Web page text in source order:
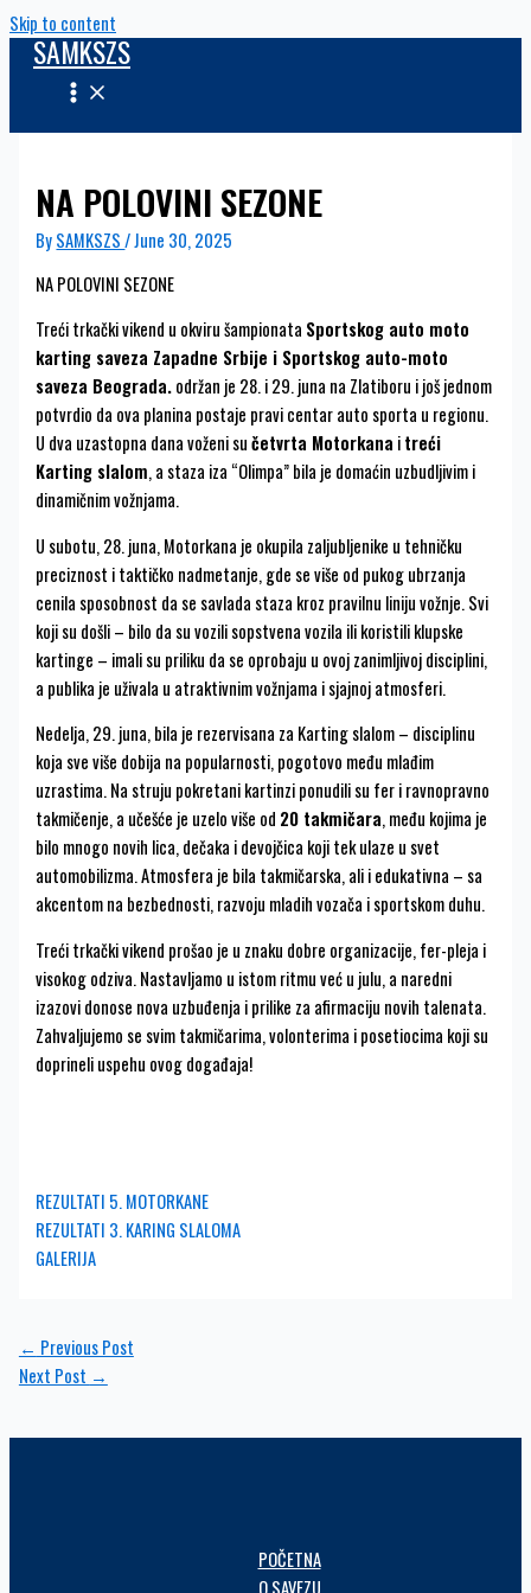
Skip to content
SAMKSZS
NA POLOVINI SEZONE
BySAMKSZS/June 30, 2025
NA POLOVINI SEZONE
Treći trkački vikend u okviru šampionata Sportskog auto moto
karting saveza Zapadne Srbije i Sportskog auto-moto
saveza Beograda.održan je 28. i 29. juna na Zlatiboru i još jednom
potvrdio da ova planina postaje pravi centar auto sporta u regionu.
U dva uzastopna dana voženi sučetvrta Motorkana itreći
Karting slalom, a staza iza “Olimpa” bila je domaćin uzbudljivim i
dinamičnim vožnjama.
U subotu, 28. juna, Motorkana je okupila zaljubljenike u tehničku
preciznost i taktičko nadmetanje, gde se više od pukog ubrzanja
cenila sposobnost da se savlada staza kroz pravilnu liniju vožnje. Svi
koji su došli – bilo da su vozili sopstvena vozila ili koristili klupske
kartinge – imali su priliku da se oprobaju u ovoj zanimljivoj disciplini,
a publika je uživala u atraktivnim vožnjama i sjajnoj atmosferi.
Nedelja, 29. juna, bila je rezervisana za Karting slalom – disciplinu
koja sve više dobija na popularnosti, pogotovo među mlađim
uzrastima. Na struju pokretani kartinzi ponudili su fer i ravnopravno
takmičenje, a učešće je uzelo više od 20 takmičara, među kojima je
bilo mnogo novih lica, dečaka i devojčica koji tek ulaze u svet
automobilizma. Atmosfera je bila takmičarska, ali i edukativna – sa
akcentom na bezbednosti, razvoju mladih vozača i sportskom duhu.
Treći trkački vikend prošao je u znaku dobre organizacije, fer-pleja i
visokog odziva. Nastavljamo u istom ritmu već u julu, a naredni
izazovi donose nova uzbuđenja i prilike za afirmaciju novih talenata.
Zahvaljujemo se svim takmičarima, volonterima i posetiocima koji su
doprineli uspehu ovog događaja!
REZULTATI 5. MOTORKANE
REZULTATI 3. KARING SLALOMA
GALERIJA
← Previous Post
Next Post →
POČETNA